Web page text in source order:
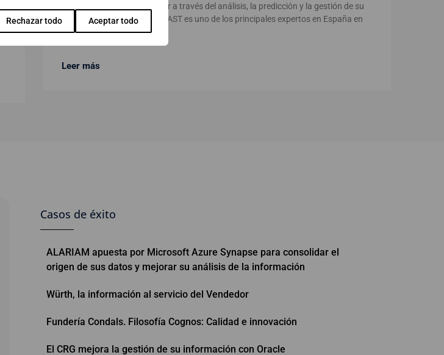
Rechazar todo Aceptar todo
simplificar, innovar y acelerar a través del análisis, la predicción y la gestión de su
negocio en tiempo real, y ABAST es uno de los principales expertos en España en
estas soluciones.
Leer más
Casos de éxito
ALARIAM apuesta por Microsoft Azure Synapse para consolidar el
origen de sus datos y mejorar su análisis de la información
Würth, la información al servicio del Vendedor
Fundería Condals. Filosofía Cognos: Calidad e innovación
El CRG mejora la gestión de su información con Oracle